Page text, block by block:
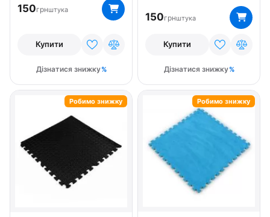
150грнштука
Купити
Дізнатися знижку
150грнштука
Купити
Дізнатися знижку
Робимо знижку Робимо знижку